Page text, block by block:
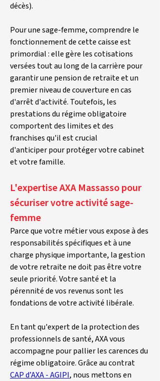
décès).
Pour une sage-femme, comprendre le
fonctionnement de cette caisse est
primordial : elle gère les cotisations
versées tout au long de la carrière pour
garantir une pension de retraite et un
premier niveau de couverture en cas
d'arrêt d'activité. Toutefois, les
prestations du régime obligatoire
comportent des limites et des
franchises qu'il est crucial
d'anticiper pour protéger votre cabinet
et votre famille.
L'expertise AXA Massasso pour
sécuriser votre activité sage-
femme
Parce que votre métier vous expose à des
responsabilités spécifiques et à une
charge physique importante, la gestion
de votre retraite ne doit pas être votre
seule priorité. Votre santé et la
pérennité de vos revenus sont les
fondations de votre activité libérale.
En tant qu'expert de la protection des
professionnels de santé, AXA vous
accompagne pour pallier les carences du
régime obligatoire. Grâce au contrat
CAP d’AXA - AGIPI, nous mettons en